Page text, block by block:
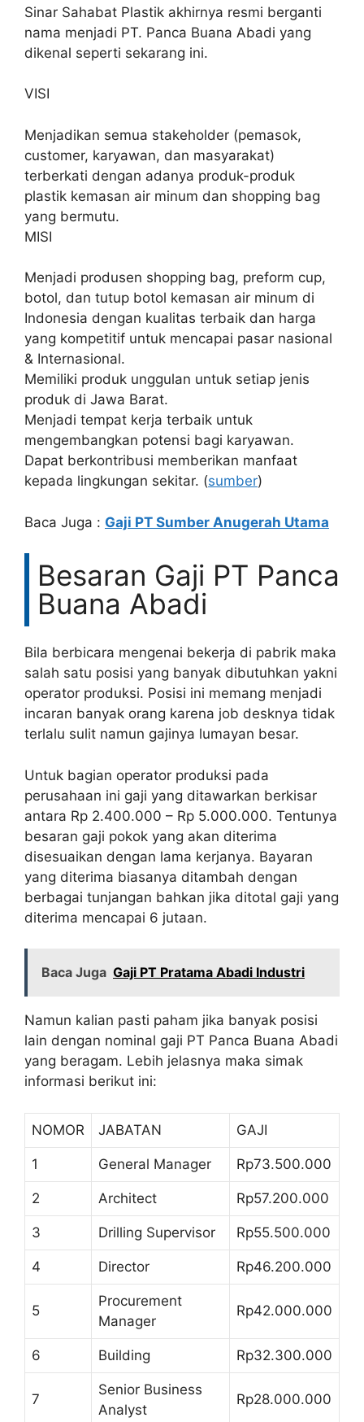
Sinar Sahabat Plastik akhirnya resmi berganti
nama menjadi PT. Panca Buana Abadi yang
dikenal seperti sekarang ini.
VISI
Menjadikan semua stakeholder (pemasok,
customer, karyawan, dan masyarakat)
terberkati dengan adanya produk-produk
plastik kemasan air minum dan shopping bag
yang bermutu.
MISI
Menjadi produsen shopping bag, preform cup,
botol, dan tutup botol kemasan air minum di
Indonesia dengan kualitas terbaik dan harga
yang kompetitif untuk mencapai pasar nasional
& Internasional.
Memiliki produk unggulan untuk setiap jenis
produk di Jawa Barat.
Menjadi tempat kerja terbaik untuk
mengembangkan potensi bagi karyawan.
Dapat berkontribusi memberikan manfaat
kepada lingkungan sekitar. (sumber)
Baca Juga : Gaji PT Sumber Anugerah Utama
Besaran Gaji PT Panca
Buana Abadi
Bila berbicara mengenai bekerja di pabrik maka
salah satu posisi yang banyak dibutuhkan yakni
operator produksi. Posisi ini memang menjadi
incaran banyak orang karena job desknya tidak
terlalu sulit namun gajinya lumayan besar.
Untuk bagian operator produksi pada
perusahaan ini gaji yang ditawarkan berkisar
antara Rp 2.400.000 – Rp 5.000.000. Tentunya
besaran gaji pokok yang akan diterima
disesuaikan dengan lama kerjanya. Bayaran
yang diterima biasanya ditambah dengan
berbagai tunjangan bahkan jika ditotal gaji yang
diterima mencapai 6 jutaan.
Baca Juga Gaji PT Pratama Abadi Industri
Namun kalian pasti paham jika banyak posisi
lain dengan nominal gaji PT Panca Buana Abadi
yang beragam. Lebih jelasnya maka simak
informasi berikut ini:
NOMOR JABATAN GAJI
1 General Manager Rp73.500.000
2 Architect Rp57.200.000
3 Drilling Supervisor Rp55.500.000
4 Director Rp46.200.000
5
Procurement
Manager
Rp42.000.000
6 Building Rp32.300.000
7
Senior Business
Analyst
Rp28.000.000